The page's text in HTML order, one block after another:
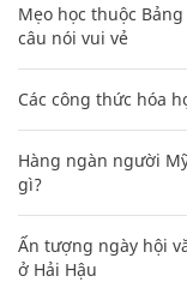
Mẹo học thuộc
câu nói vui vẻ
Các công thức hóa
Hàng ngàn người
gì?
Ấn tượng ngày hội
ở Hải Hậu